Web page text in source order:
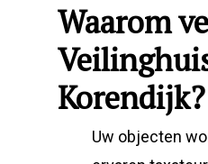
Waarom
Korendijk?
Uw objecten